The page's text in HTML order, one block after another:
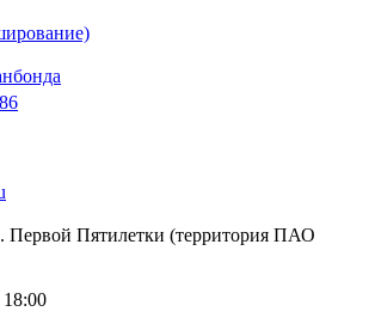
Первой Пятилетки (территория ПАО